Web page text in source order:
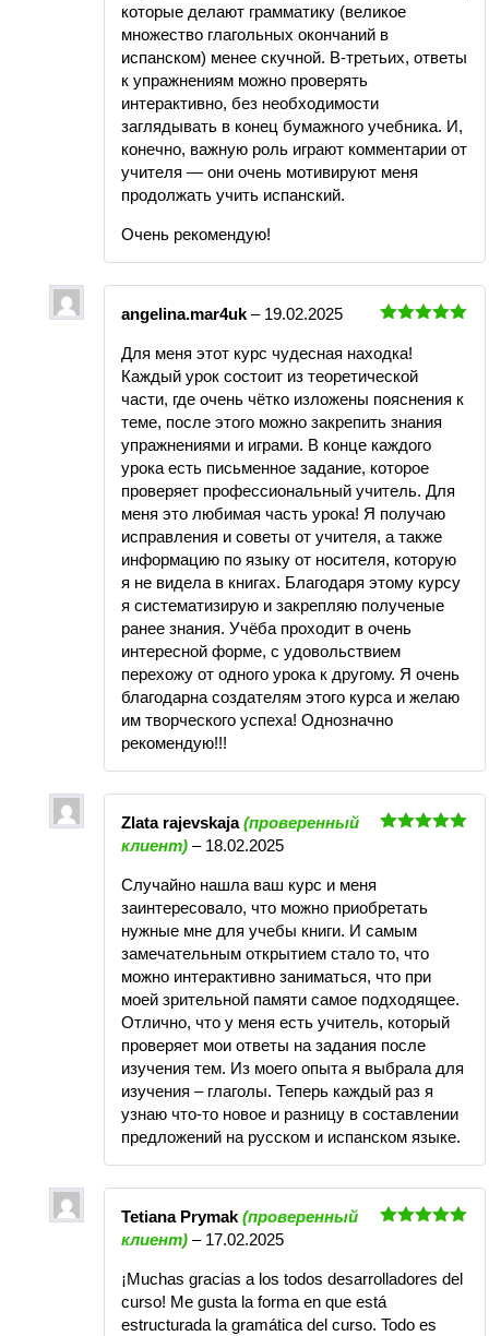
которые делают грамматику (великое
множество глагольных окончаний в
испанском) менее скучной. В-третьих, ответы
к упражнениям можно проверять
интерактивно, без необходимости
заглядывать в конец бумажного учебника. И,
конечно, важную роль играют комментарии от
учителя — они очень мотивируют меня
продолжать учить испанский.
Очень рекомендую!
из 5
angelina.mar4uk – 19.02.2025
Для меня этот курс чудесная находка!
Каждый урок состоит из теоретической
части, где очень чётко изложены пояснения к
теме, после этого можно закрепить знания
упражнениями и играми. В конце каждого
урока есть письменное задание, которое
проверяет профессиональный учитель. Для
меня это любимая часть урока! Я получаю
исправления и советы от учителя, а также
информацию по языку от носителя, которую
я не видела в книгах. Благодаря этому курсу
я систематизирую и закрепляю полученые
ранее знания. Учёба проходит в очень
интересной форме, с удовольствием
перехожу от одного урока к другому. Я очень
благодарна создателям этого курса и желаю
им творческого успеха! Однозначно
рекомендую!!!
Zlata rajevskaja(проверенный
клиент) – 18.02.2025
Случайно нашла ваш курс и меня
заинтересовало, что можно приобретать
нужные мне для учебы книги. И самым
замечательным открытием стало то, что
можно интерактивно заниматься, что при
моей зрительной памяти самое подходящее.
Отлично, что у меня есть учитель, который
проверяет мои ответы на задания после
изучения тем. Из моего опыта я выбрала для
изучения – глаголы. Теперь каждый раз я
узнаю что-то новое и разницу в составлении
предложений на русском и испанском языке.
Tetiana Prymak (проверенный
клиент) – 17.02.2025
¡Muchas gracias a los todos desarrolladores del
curso! Me gusta la forma en que está
estructurada la gramática del curso. Todo es